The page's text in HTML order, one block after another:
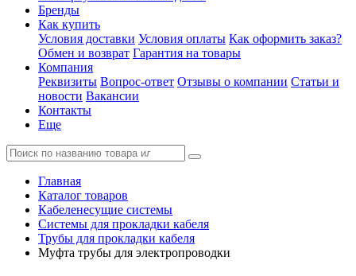
Бренды
Как купить
Условия доставки Условия оплаты Как оформить заказ?
Обмен и возврат Гарантия на товары
Компания
Реквизиты Вопрос-ответ Отзывы о компании Статьи и
новости Вакансии
Контакты
Еще
Главная
Каталог товаров
Кабеленесущие системы
Системы для прокладки кабеля
Трубы для прокладки кабеля
Муфта трубы для электропроводки